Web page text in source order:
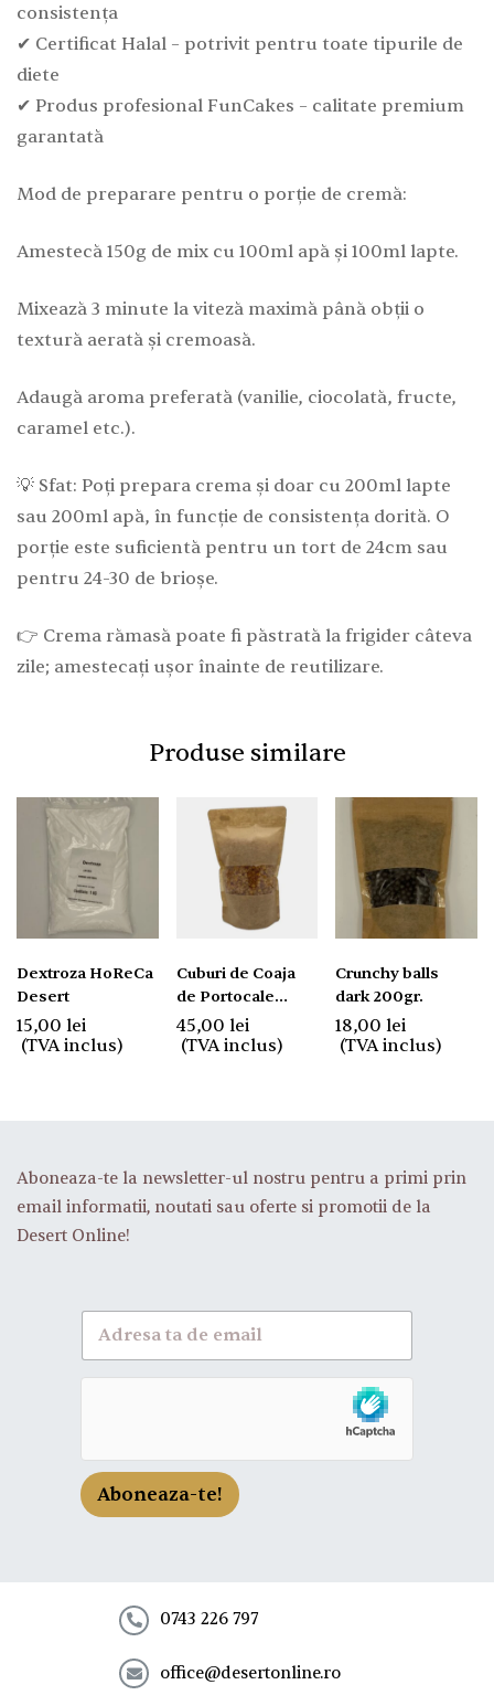
consistența
✔ Certificat Halal – potrivit pentru toate tipurile de
diete
✔ Produs profesional FunCakes – calitate premium
garantată
Mod de preparare pentru o porție de cremă:
Amestecă 150g de mix cu 100ml apă și 100ml lapte.
Mixează 3 minute la viteză maximă până obții o
textură aerată și cremoasă.
Adaugă aroma preferată (vanilie, ciocolată, fructe,
caramel etc.).
💡 Sfat: Poți prepara crema și doar cu 200ml lapte
sau 200ml apă, în funcție de consistența dorită. O
porție este suficientă pentru un tort de 24cm sau
pentru 24-30 de brioșe.
👉 Crema rămasă poate fi păstrată la frigider câteva
zile; amestecați ușor înainte de reutilizare.
Produse similare
Dextroza HoReCa
Desert
15,00 lei
(TVA inclus)
Cuburi de Coaja
de Portocale
Confiate 1kg
45,00 lei
(TVA inclus)
Crunchy balls
dark 200gr.
18,00lei
(TVA inclus)
Aboneaza-te la newsletter-ul nostru pentru a primi prin
email informatii, noutati sau oferte si promotii de la
Desert Online!
A
o
n
a
-
t
Aboneaza-te!
0743 226 797
office@desertonline.ro